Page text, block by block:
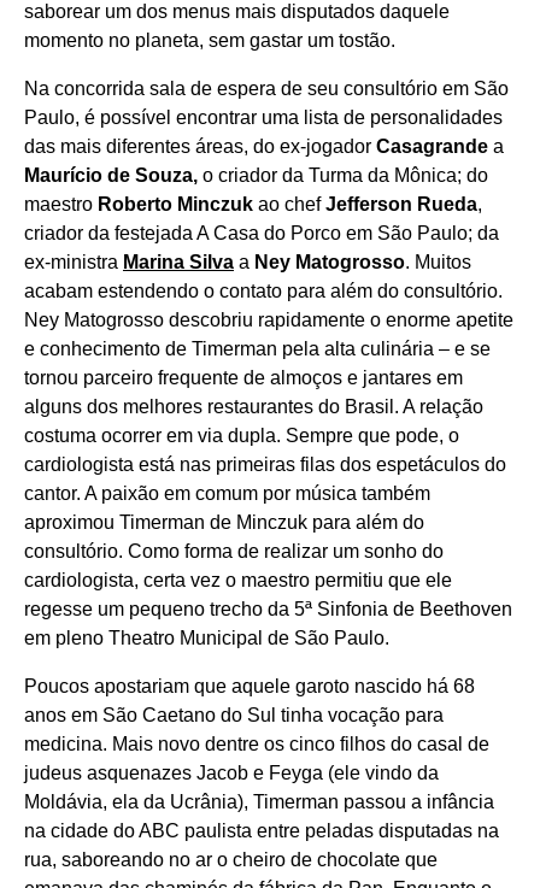
saborear um dos menus mais disputados daquele
momento no planeta, sem gastar um tostão.
Na concorrida sala de espera de seu consultório em São
Paulo, é possível encontrar uma lista de personalidades
das mais diferentes áreas, do ex-jogador Casagrande a
Maurício de Souza, o criador da Turma da Mônica; do
maestro Roberto Minczuk ao chefJefferson Rueda,
criador da festejada A Casa do Porco em São Paulo; da
ex-ministra Marina Silva a Ney Matogrosso. Muitos
acabam estendendo o contato para além do consultório.
Ney Matogrosso descobriu rapidamente o enorme apetite
e conhecimento de Timerman pela alta culinária – e se
tornou parceiro frequente de almoços e jantares em
alguns dos melhores restaurantes do Brasil. A relação
costuma ocorrer em via dupla. Sempre que pode, o
cardiologista está nas primeiras filas dos espetáculos do
cantor. A paixão em comum por música também
aproximou Timerman de Minczuk para além do
consultório. Como forma de realizar um sonho do
cardiologista, certa vez o maestro permitiu que ele
regesse um pequeno trecho da 5ª Sinfonia de Beethoven
em pleno Theatro Municipal de São Paulo.
Poucos apostariam que aquele garoto nascido há 68
anos em São Caetano do Sul tinha vocação para
medicina. Mais novo dentre os cinco filhos do casal de
judeus asquenazes Jacob e Feyga (ele vindo da
Moldávia, ela da Ucrânia), Timerman passou a infância
na cidade do ABC paulista entre peladas disputadas na
rua, saboreando no ar o cheiro de chocolate que